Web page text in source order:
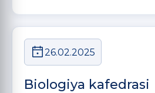
26.02.2025
Biologiya kafedrasi